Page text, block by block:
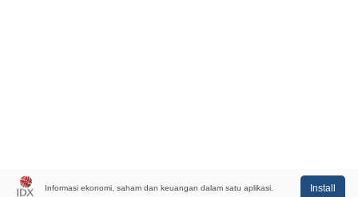
Informasi ekonomi, saham dan keuangan dalam satu aplikasi. Install